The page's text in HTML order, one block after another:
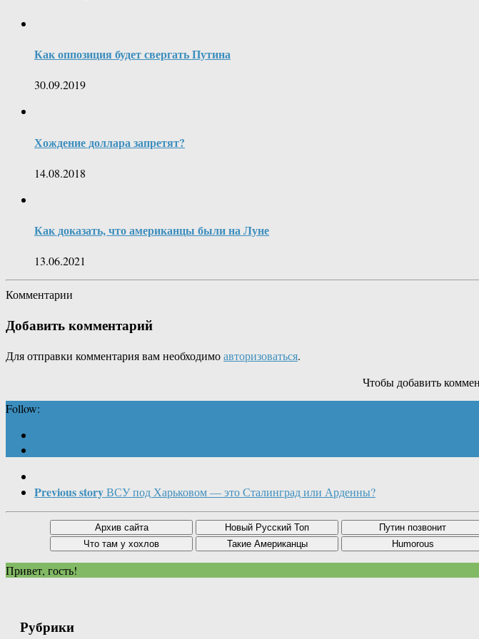
Как оппозиция будет свергать Путина
30.09.2019
Хождение доллара запретят?
14.08.2018
Как доказать, что американцы были на Луне
13.06.2021
Комментарии
Добавить комментарий
Для отправки комментария вам необходимоавторизоваться.
Чтобы добавить
Follow:
Previous storyВСУ под Харьковом — это Сталинград или Арденны?
Привет, гость!
Рубрики